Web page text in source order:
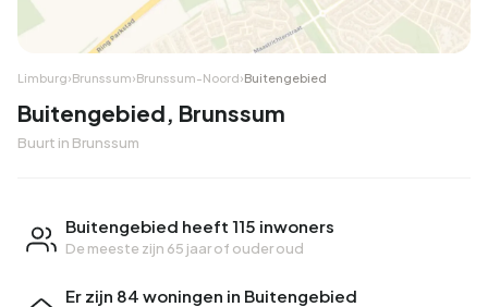
Limburg›Brunssum›Brunssum-Noord›Buitengebied
Buitengebied, Brunssum
Buurt in Brunssum
Buitengebied heeft 115 inwoners
De meeste zijn 65 jaar of ouder oud
Er zijn 84 woningen in Buitengebied